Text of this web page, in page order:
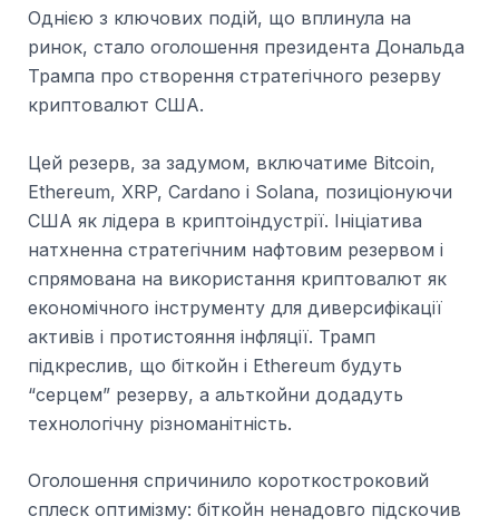
Однією з ключових подій, що вплинула на
ринок, стало оголошення президента Дональда
Трампа про створення стратегічного резерву
криптовалют США.
Цей резерв, за задумом, включатиме Bitcoin,
Ethereum, XRP, Cardano і Solana, позиціонуючи
США як лідера в криптоіндустрії. Ініціатива
натхненна стратегічним нафтовим резервом і
спрямована на використання криптовалют як
економічного інструменту для диверсифікації
активів і протистояння інфляції. Трамп
підкреслив, що біткойн і Ethereum будуть
“серцем” резерву, а альткойни додадуть
технологічну різноманітність.
Оголошення спричинило короткостроковий
сплеск оптимізму: біткойн ненадовго підскочив